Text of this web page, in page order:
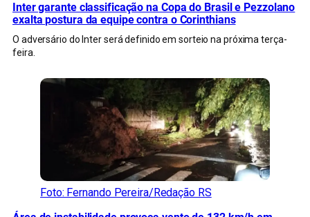
Inter garante classificação na Copa do Brasil e Pezzolano
exalta postura da equipe contra o Corinthians
O adversário do Inter será definido em sorteio na próxima terça-
feira.
Foto: Fernando Pereira/Redação RS